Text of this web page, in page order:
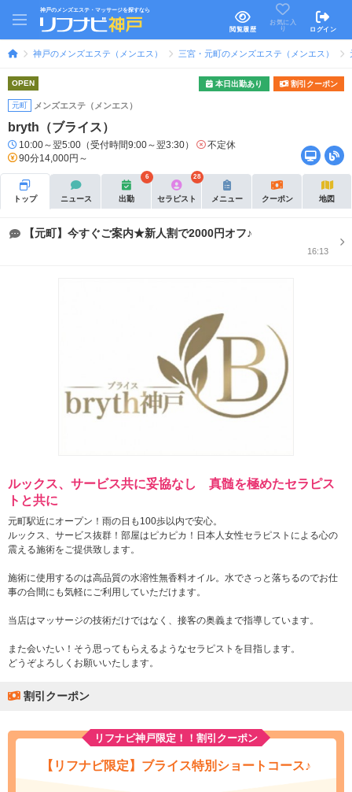
神戸のメンズエステ・マッサージを探すなら
閲覧履歴
お気に入
り
ログイン
神戸のメンズエステ（メンエス） 三宮・元町のメンズエステ（メンエス）
OPEN 本日出勤あり 割引クーポン
元町 メンズエステ（メンエス）
bryth（ブライス）
10:00～翌5:00（受付時間9:00～翌3:30）
不定休
90分14,000円～
トップ ニュース 出勤
6
セラピスト
28
メニュー クーポン 地図
【元町】今すぐご案内★新人割で2000円オフ♪
16:13
ルックス、サービス共に妥協なし 真髄を極めたセラピス
トと共に
元町駅近にオープン！雨の日も100歩以内で安心。
ルックス、サービス抜群！部屋はピカピカ！日本人女性セラピストによる心の
震える施術をご提供致します。
施術に使用するのは高品質の水溶性無香料オイル。水でさっと落ちるのでお仕
事の合間にも気軽にご利用していただけます。
当店はマッサージの技術だけではなく、接客の奥義まで指導しています。
また会いたい！そう思ってもらえるようなセラピストを目指します。
どうぞよろしくお願いいたします。
割引クーポン
リフナビ神戸限定！！割引クーポン
【リフナビ限定】ブライス特別ショートコース♪